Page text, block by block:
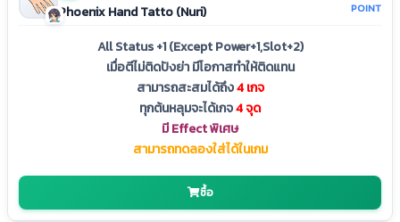
Phoenix Hand Tatto (Nuri)
All Status +1 (Except Power+1,Slot+2)
เมื่อตีไม่ติดปังย่า มีโอกาสทำให้ติดแทน
สามารถสะสมได้ถึง4 เกจ
ทุกต้นหลุมจะได้เกจ4 จุด
มี Effect พิเศษ
สามารถทดลองใส่ได้ในเกม
POINT
ซื้อ